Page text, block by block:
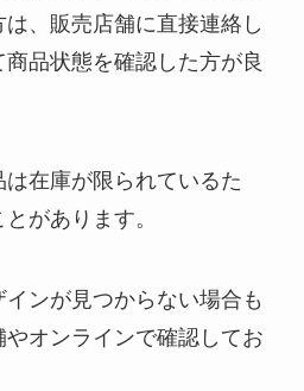
、販売店舗に直接連絡し
品状態を確認した方が良
在庫が限られているた
とがあります。
ンが見つからない場合も
オンラインで確認してお